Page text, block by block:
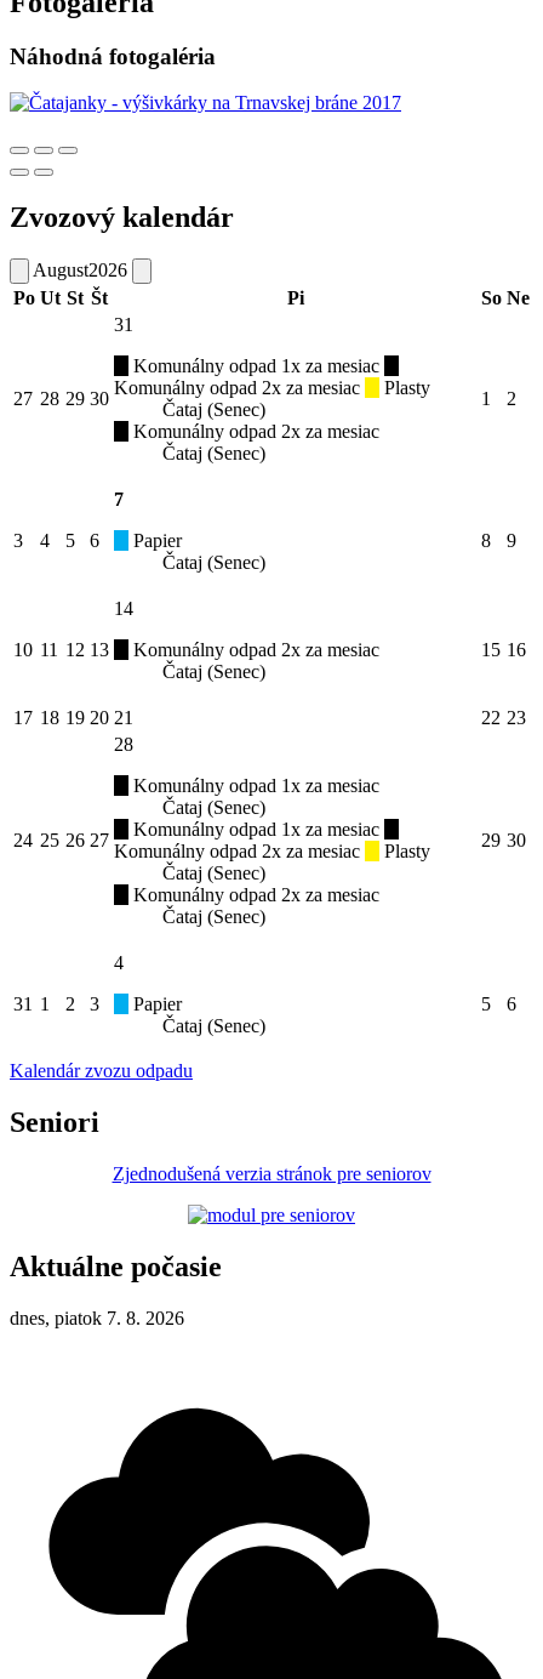
Náhodná fotogaléria
Zvozový kalendár
August2026
Po Ut St Št Pi So Ne
27 28 29 30
31
Komunálny odpad 1x za mesiac
Komunálny odpad 2x za mesiac
Plasty
Čataj (Senec)
Komunálny odpad 2x za mesiac
Čataj (Senec)
1 2
3 4 5 6
7
Papier
Čataj (Senec)
8 9
10 11 12 13
14
Komunálny odpad 2x za mesiac
Čataj (Senec)
15 16
17 18 19 20 21 22 23
24 25 26 27
28
Komunálny odpad 1x za mesiac
Čataj (Senec)
Komunálny odpad 1x za mesiac
Komunálny odpad 2x za mesiac
Plasty
Čataj (Senec)
Komunálny odpad 2x za mesiac
Čataj (Senec)
29 30
31 1 2 3
4
Papier
Čataj (Senec)
5 6
Kalendár zvozu odpadu
Seniori
Zjednodušená verzia stránok pre seniorov
Aktuálne počasie
dnes, piatok 7. 8. 2026